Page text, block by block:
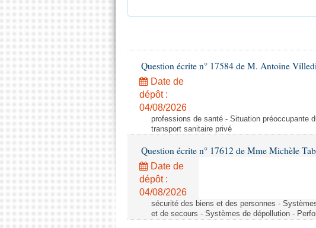
Question écrite n° 17584 de M. Antoine
Date de
dépôt :
04/08/2026
professions de santé - Situation préoccupante
transport sanitaire privé
Question écrite n° 17612 de Mme Michèle
Date de
dépôt :
04/08/2026
sécurité des biens et des personnes -
et de secours - Systèmes de dépollution -